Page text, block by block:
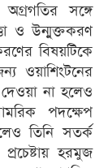
সঙ্গে
ও উন্মুক্তকরণ
বিষয়টিকে
ওয়াশিংটনের
না হলেও
পদক্ষেপ
তিনি সতর্ক
হরমুজ